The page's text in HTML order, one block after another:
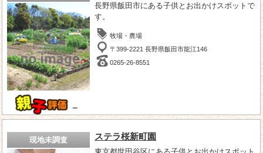
－
長野県飯田市にある子供とお出かけスポットで
す。
牧場・農場
〒399-2221 長野県飯田市龍江146
0265-26-8551
現地未調査 ステラ桜新町園